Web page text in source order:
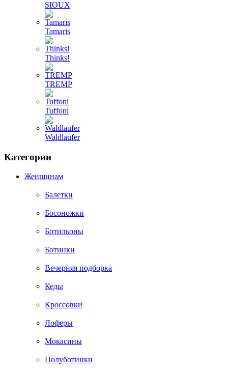
SIOUX
Tamaris
Thinks!
TREMP
Tuffoni
Waldlaufer
Категории
Женщинам
Балетки
Босоножки
Ботильоны
Ботинки
Вечерняя подборка
Кеды
Кроссовки
Лоферы
Мокасины
Полуботинки